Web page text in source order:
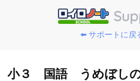
⬅️ サポートに戻
小３ 国語 うめぼしの